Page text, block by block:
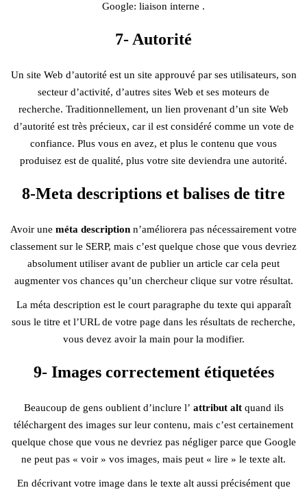
Google: liaison interne .
7- Autorité
Un site Web d’autorité est un site approuvé par ses utilisateurs, son
secteur d’activité, d’autres sites Web et ses moteurs de
recherche. Traditionnellement, un lien provenant d’un site Web
d’autorité est très précieux, car il est considéré comme un vote de
confiance. Plus vous en avez, et plus le contenu que vous
produisez est de qualité, plus votre site deviendra une autorité.
8-Meta descriptions et balises de titre
Avoir une méta description n’améliorera pas nécessairement votre
classement sur le SERP, mais c’est quelque chose que vous devriez
absolument utiliser avant de publier un article car cela peut
augmenter vos chances qu’un chercheur clique sur votre résultat.
La méta description est le court paragraphe du texte qui apparaît
sous le titre et l’URL de votre page dans les résultats de recherche,
vous devez avoir la main pour la modifier.
9- Images correctement étiquetées
Beaucoup de gens oublient d’inclure l’ attribut altquand ils
téléchargent des images sur leur contenu, mais c’est certainement
quelque chose que vous ne devriez pas négliger parce que Google
ne peut pas « voir » vos images, mais peut « lire » le texte alt.
En décrivant votre image dans le texte alt aussi précisément que